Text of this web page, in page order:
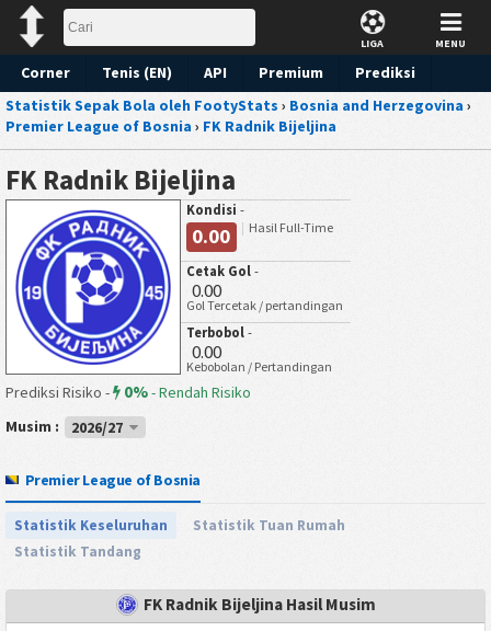
LIGA MENU
Corner Tenis (EN) API Premium
Prediksi
Statistik Sepak Bola oleh FootyStats › Bosnia and Herzegovina ›
Premier League of Bosnia › FK Radnik Bijeljina
FK Radnik Bijeljina
Kondisi -
0.00 Hasil Full-Time
Cetak Gol -
0.00
Gol Tercetak / pertandingan
Terbobol -
0.00
Kebobolan / Pertandingan
Prediksi Risiko - 0%-Rendah Risiko
Musim :
2026/27
Premier League of Bosnia
Statistik Keseluruhan
Statistik Tuan Rumah
Statistik Tandang
FK Radnik Bijeljina Hasil Musim